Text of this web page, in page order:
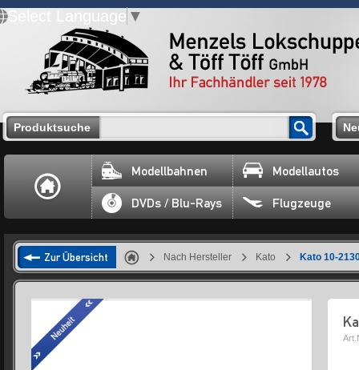
Select Language ▼
Produktsuche
Modellbahnen Modellautos
DVDs / Blu-Rays Flugzeuge
Zur Übersicht Nach Hersteller Kato Kato 10-